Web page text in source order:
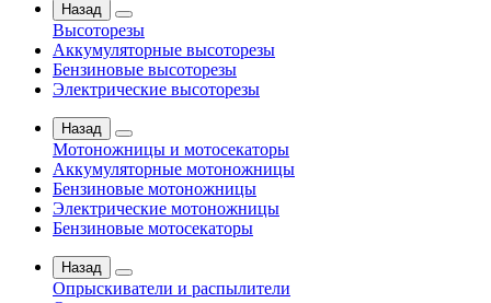
Назад
Высоторезы
Аккумуляторные высоторезы
Бензиновые высоторезы
Электрические высоторезы
Назад
Мотоножницы и мотосекаторы
Аккумуляторные мотоножницы
Бензиновые мотоножницы
Электрические мотоножницы
Бензиновые мотосекаторы
Назад
Опрыскиватели и распылители